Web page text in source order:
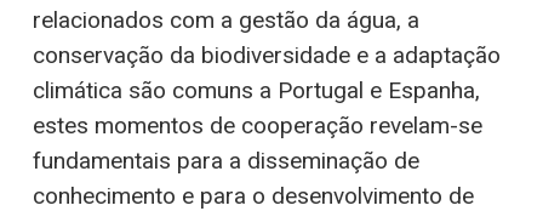
relacionados com a gestão da água, a
conservação da biodiversidade e a adaptação
climática são comuns a Portugal e Espanha,
estes momentos de cooperação revelam-se
fundamentais para a disseminação de
conhecimento e para o desenvolvimento de